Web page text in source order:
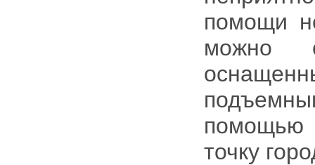
помощи
можно
помощью
точку